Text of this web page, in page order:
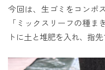
今回は、生ゴミをコンポ
「ミックスリーフの種ま
トに土と堆肥を入れ、指